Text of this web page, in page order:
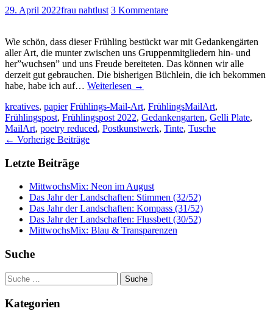
29. April 2022frau nahtlust 3 Kommentare
Wie schön, dass dieser Frühling bestückt war mit Gedankengärten
aller Art, die munter zwischen uns Gruppenmitgliedern hin- und
her”wuchsen” und uns Freude bereiteten. Das können wir alle
derzeit gut gebrauchen. Die bisherigen Büchlein, die ich bekommen
habe, habe ich auf… Weiterlesen →
kreatives, papier Frühlings-Mail-Art, FrühlingsMailArt,
Frühlingspost, Frühlingspost 2022, Gedankengarten, Gelli Plate,
MailArt, poetry reduced, Postkunstwerk, Tinte, Tusche
Artikel-
← Vorherige Beiträge
Letzte Beiträge
MittwochsMix: Neon im August
Das Jahr der Landschaften: Stimmen (32/52)
Das Jahr der Landschaften: Kompass (31/52)
Das Jahr der Landschaften: Flussbett (30/52)
MittwochsMix: Blau & Transparenzen
Suche
Suche
nach:
Kategorien